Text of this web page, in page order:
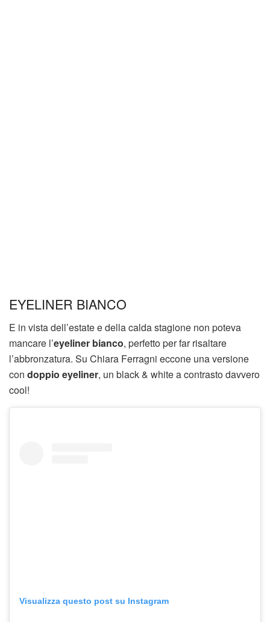
EYELINER BIANCO
E in vista dell’estate e della calda stagione non poteva
mancare l’eyeliner bianco, perfetto per far risaltare
l’abbronzatura. Su Chiara Ferragni eccone una versione
con doppio eyeliner, un black & white a contrasto davvero
cool!
Visualizza questo post su Instagram